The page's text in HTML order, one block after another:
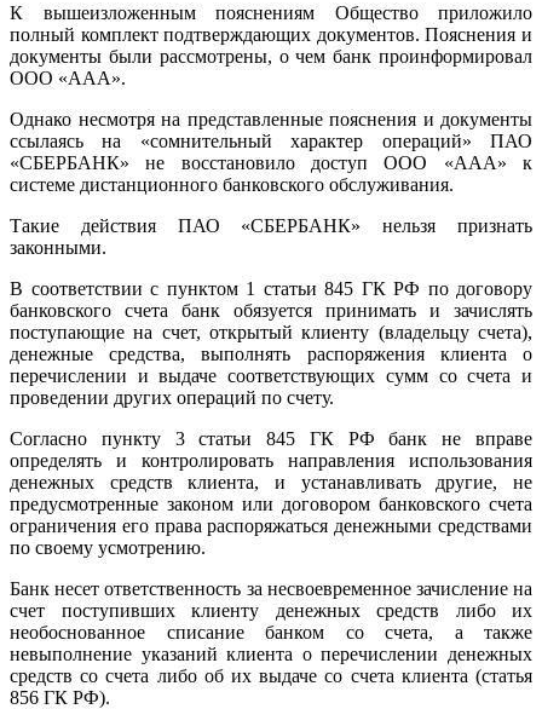
К вышеизложенным пояснениям Общество приложило
полный комплект подтверждающих документов. Пояснения и
документы были рассмотрены, о чем банк проинформировал
ООО «ААА».
Однако несмотря на представленные пояснения и документы
ссылаясь на «сомнительный характер операций» ПАО
«СБЕРБАНК» не восстановило доступ ООО «ААА» к
системе дистанционного банковского обслуживания.
Такие действия ПАО «СБЕРБАНК» нельзя признать
законными.
В соответствии с пунктом 1 статьи 845 ГК РФ по договору
банковского счета банк обязуется принимать и зачислять
поступающие на счет, открытый клиенту (владельцу счета),
денежные средства, выполнять распоряжения клиента о
перечислении и выдаче соответствующих сумм со счета и
проведении других операций по счету.
Согласно пункту 3 статьи 845 ГК РФ банк не вправе
определять и контролировать направления использования
денежных средств клиента, и устанавливать другие, не
предусмотренные законом или договором банковского счета
ограничения его права распоряжаться денежными средствами
по своему усмотрению.
Банк несет ответственность за несвоевременное зачисление на
счет поступивших клиенту денежных средств либо их
необоснованное списание банком со счета, а также
невыполнение указаний клиента о перечислении денежных
средств со счета либо об их выдаче со счета клиента (статья
856 ГК РФ).